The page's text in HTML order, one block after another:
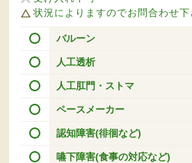
状況によりますのでお問合わせ下
バルーン
人工透析
人工肛門・ストマ
ペースメーカー
認知障害(徘徊など)
嚥下障害(食事の対応など)